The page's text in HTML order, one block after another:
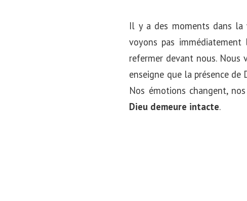
Il y a des moments dans
voyons pas immédiatement
refermer devant nous.
enseigne que la présence de
Nos émotions changent,
Dieu demeure intacte.